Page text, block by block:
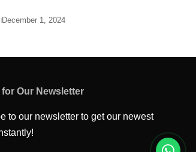
December 1, 2024
Our Newsletter
to our newsletter to get our newest